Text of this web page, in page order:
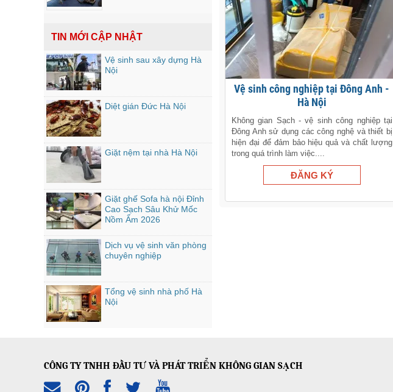
TIN MỚI CẬP NHẬT
Vệ sinh sau xây dựng Hà
Nội
Diệt gián Đức Hà Nội
Giặt nệm tại nhà Hà Nội
Giặt ghế Sofa hà nội Đỉnh
Cao Sạch Sâu Khử Mốc
Nồm Ẩm 2026
Dịch vụ vệ sinh văn phòng
chuyên nghiệp
Tổng vệ sinh nhà phố Hà
Nội
Vệ sinh công nghiệp tại Đông Anh -
Hà Nội
Không gian Sạch - vệ sinh công nghiệp tại
Đông Anh sử dụng các công nghệ và thiết bị
hiện đại để đảm bảo hiệu quả và chất lượng
trong quá trình làm việc....
CÔNG TY TNHH ĐẦU TƯ VÀ PHÁT TRIỂN KHÔNG GIAN SẠCH